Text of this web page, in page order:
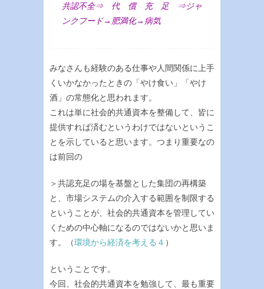
共認不全⇒ 代 償 充 足 ⇒ジャ
ンクフード→肥満化→病気
みなさんも経験のある仕事や人間関係に上手
くいかなかったときの「やけ食い」「やけ
酒」の常態化と思われます。
これは単に社会的共通資本を整備して、皆に
提供すれば済むというわけではないというこ
とを示していると思います。つまり重要なの
は前回の
＞共認充足の場を基盤とした集団の再構築
と、市場システムの介入する範囲を制限する
ということが、社会的共通資本を管理してい
くための中心軸になるのではないかと思いま
す。（環境から経済を考える４ ）
ということです。
今回、社会的共通資本を勉強して、最も重要